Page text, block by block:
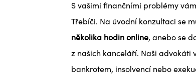
S vašimi finančními problémy
Třebíči. Na úvodní konzultaci se
několika hodin online, anebo se
z našich kanceláří. Naši advokáti
bankrotem, insolvencí nebo